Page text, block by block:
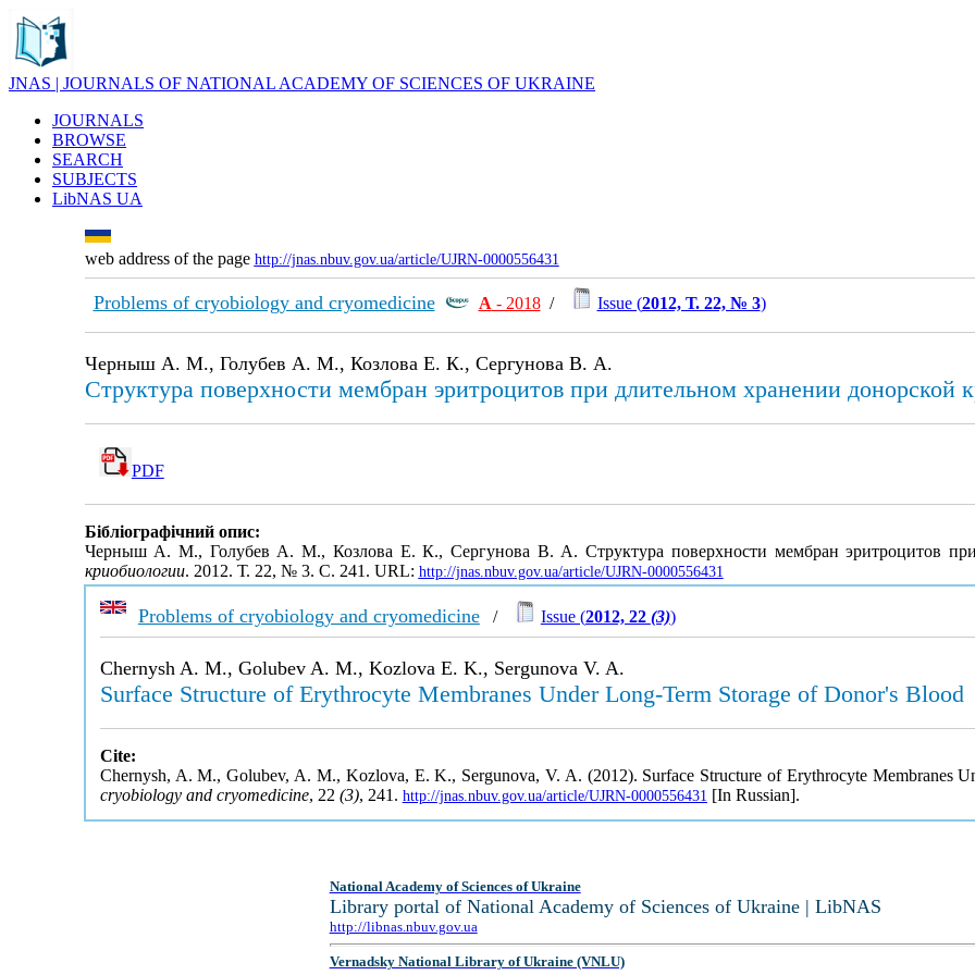
JNAS | JOURNALS OF NATIONAL ACADEMY OF SCIENCES OF UKRAINE
JOURNALS
BROWSE
SEARCH
SUBJECTS
LibNAS UA
web address of the page http://jnas.nbuv.gov.ua/article/UJRN-0000556431
Problems of cryobiology and cryomedicine А - 2018/ Issue (2012, Т. 22, № 3)
Черныш А. М., Голубев А. М., Козлова Е. К., Сергунова В. А.
Структура поверхности мембран эритроцитов при длительном хранении донорской
PDF
Бібліографічний опис:
Черныш А. М., Голубев А. М., Козлова Е. К., Сергунова В. А. Структура поверхности мембран эритроцитов
криобиологии. 2012. Т. 22, № 3. С. 241. URL: http://jnas.nbuv.gov.ua/article/UJRN-0000556431
Problems of cryobiology and cryomedicine/ Issue (2012, 22 (3))
Chernysh A. M., Golubev A. M., Kozlova E. K., Sergunova V. A.
Surface Structure of Erythrocyte Membranes Under Long-Term Storage of Donor's Blood
Cite:
Chernysh, A. M., Golubev, A. M., Kozlova, E. K., Sergunova, V. A. (2012). Surface Structure of Erythrocyte Membranes
cryobiology and cryomedicine, 22 (3), 241. http://jnas.nbuv.gov.ua/article/UJRN-0000556431 [In Russian].
National Academy of Sciences of Ukraine
Library portal of National Academy of Sciences of Ukraine | LibNAS
http://libnas.nbuv.gov.ua
Vernadsky National Library of Ukraine (VNLU)